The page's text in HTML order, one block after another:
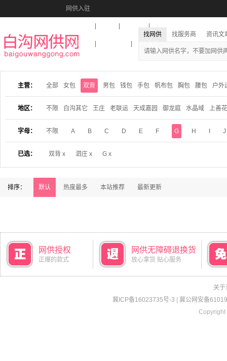
网供入驻
收藏本站
找网供 找服务商 资讯文
主营： 全部 女包 双背 男包 钱包 手包 帆布包 胸包 腰包 户外
地区： 不限 白沟其它 王庄 老联运 天成嘉园 御龙庭 水晶域 上善
字母： 不限 A B C D E F G H J
已选： 双背 x 泗庄 x G x
排序： 默认 热度最多 本站推荐 最新更新
网供授权
正爆的款式
网供无障碍退换货
放心拿货 贴心服务
关于
冀ICP备16023735号-3
冀公网安备